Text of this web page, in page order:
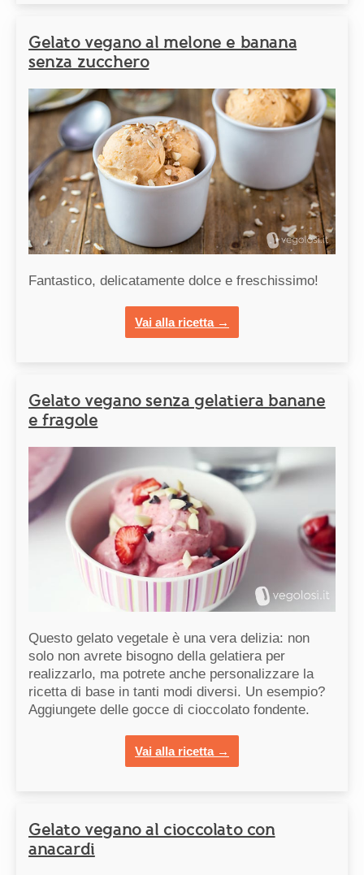
Gelato vegano al melone e banana
senza zucchero
Fantastico, delicatamente dolce e freschissimo!
Vai alla ricetta →
Gelato vegano senza gelatiera banane
e fragole
Questo gelato vegetale è una vera delizia: non
solo non avrete bisogno della gelatiera per
realizzarlo, ma potrete anche personalizzare la
ricetta di base in tanti modi diversi. Un esempio?
Aggiungete delle gocce di cioccolato fondente.
Vai alla ricetta →
Gelato vegano al cioccolato con
anacardi